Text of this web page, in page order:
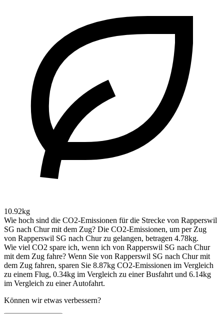
10.92kg
Wie hoch sind die CO2-Emissionen für die Strecke von Rapperswil
SG nach Chur mit dem Zug? Die CO2-Emissionen, um per Zug
von Rapperswil SG nach Chur zu gelangen, betragen 4.78kg.
Wie viel CO2 spare ich, wenn ich von Rapperswil SG nach Chur
mit dem Zug fahre? Wenn Sie von Rapperswil SG nach Chur mit
dem Zug fahren, sparen Sie 8.87kg CO2-Emissionen im Vergleich
zu einem Flug, 0.34kg im Vergleich zu einer Busfahrt und 6.14kg
im Vergleich zu einer Autofahrt.
Können wir etwas verbessern?